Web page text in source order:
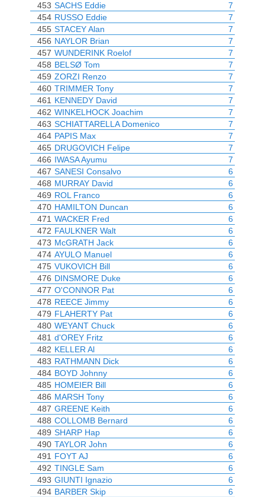
453 SACHS Eddie
7
454 RUSSO Eddie
7
455 STACEY Alan
7
456 NAYLOR Brian
7
457 WUNDERINK Roelof
7
458 BELSØ Tom
7
459 ZORZI Renzo
7
460 TRIMMER Tony
7
461 KENNEDY David
7
462 WINKELHOCK Joachim
7
463 SCHIATTARELLA Domenico
7
464 PAPIS Max
7
465 DRUGOVICH Felipe
7
466 IWASA Ayumu
7
467 SANESI Consalvo
6
468 MURRAY David
6
469 ROL Franco
6
470 HAMILTON Duncan
6
471 WACKER Fred
6
472 FAULKNER Walt
6
473 McGRATH Jack
6
474 AYULO Manuel
6
475 VUKOVICH Bill
6
476 DINSMORE Duke
6
477 O'CONNOR Pat
6
478 REECE Jimmy
6
479 FLAHERTY Pat
6
480 WEYANT Chuck
6
481 d'OREY Fritz
6
482 KELLER Al
6
483 RATHMANN Dick
6
484 BOYD Johnny
6
485 HOMEIER Bill
6
486 MARSH Tony
6
487 GREENE Keith
6
488 COLLOMB Bernard
6
489 SHARP Hap
6
490 TAYLOR John
6
491 FOYT AJ
6
492 TINGLE Sam
6
493 GIUNTI Ignazio
6
494 BARBER Skip
6